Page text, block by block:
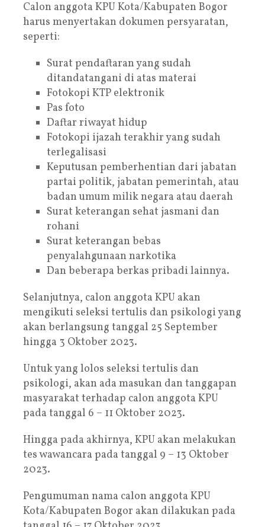
Calon anggota KPU Kota/Kabupaten Bogor
harus menyertakan dokumen persyaratan,
seperti:
Surat pendaftaran yang sudah
ditandatangani di atas materai
Fotokopi KTP elektronik
Pas foto
Daftar riwayat hidup
Fotokopi ijazah terakhir yang sudah
terlegalisasi
Keputusan pemberhentian dari jabatan
partai politik, jabatan pemerintah, atau
badan umum milik negara atau daerah
Surat keterangan sehat jasmani dan
rohani
Surat keterangan bebas
penyalahgunaan narkotika
Dan beberapa berkas pribadi lainnya.
Selanjutnya, calon anggota KPU akan
mengikuti seleksi tertulis dan psikologi yang
akan berlangsung tanggal 25 September
hingga 3 Oktober 2023.
Untuk yang lolos seleksi tertulis dan
psikologi, akan ada masukan dan tanggapan
masyarakat terhadap calon anggota KPU
pada tanggal 6 – 11 Oktober 2023.
Hingga pada akhirnya, KPU akan melakukan
tes wawancara pada tanggal 9 – 13 Oktober
2023.
Pengumuman nama calon anggota KPU
Kota/Kabupaten Bogor akan dilakukan pada